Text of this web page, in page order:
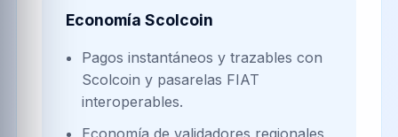
Economía Scolcoin
Pagos instantáneos y trazables con
Scolcoin y pasarelas FIAT
interoperables.
Economía de validadores regionales